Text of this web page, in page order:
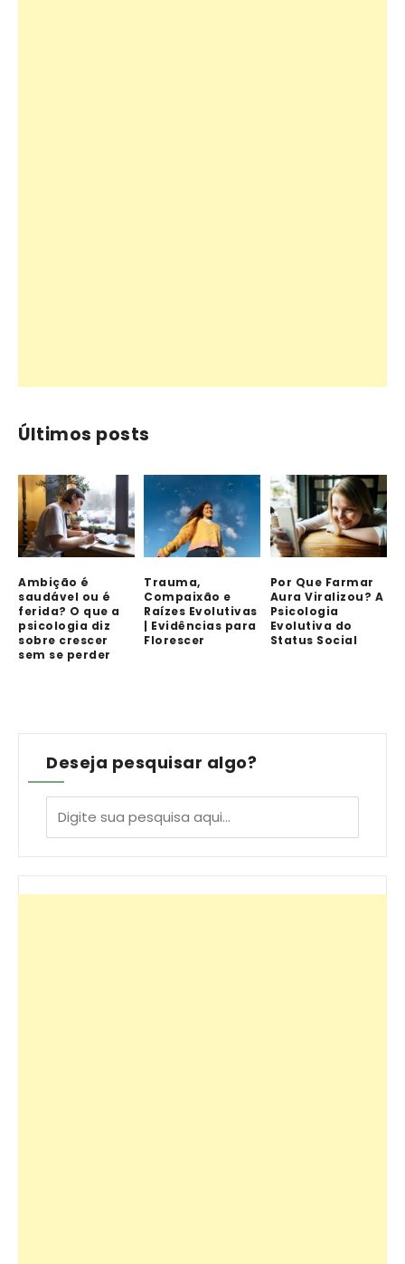
Últimos posts
Ambição é
saudável ou é
ferida? O que a
psicologia diz
sobre crescer
sem se perder
Trauma,
Compaixão e
Raízes Evolutivas
| Evidências para
Florescer
Por Que Farmar
Aura Viralizou? A
Psicologia
Evolutiva do
Status Social
Deseja pesquisar algo?